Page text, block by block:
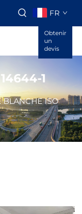
FR
Obtenir
un
devis
1
BLANCHE ISO